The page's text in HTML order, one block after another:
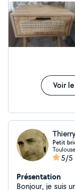
Voir
Petit
5/5
Présentation
Bonjour, je suis